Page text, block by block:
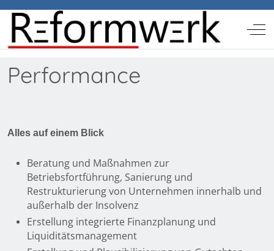
Off-
Performance
Alles auf einem Blick
Beratung und Maßnahmen zur
Betriebsfortführung, Sanierung und
Restrukturierung von Unternehmen innerhalb und
außerhalb der Insolvenz
Erstellung integrierte Finanzplanung und
Liquiditätsmanagement